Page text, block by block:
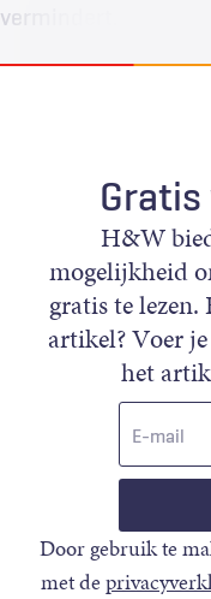
vermindert.
H&W
mogelijkheid
gratis te lezen.
artikel? Voer
het
Door gebruik te
met de